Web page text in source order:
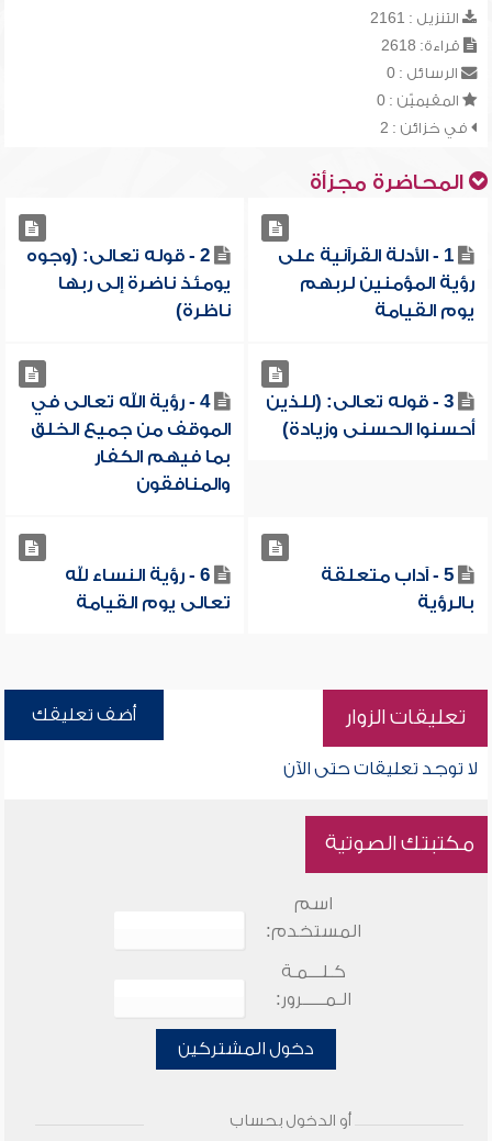
التنزيل : 2161
قراءة: 2618
الرسائل : 0
المقيميّن : 0
في خزائن : 2
المحاضرة مجزأة
1 - الأدلة القرآنية على
رؤية المؤمنين لربهم
يوم القيامة
2 - قوله تعالى: (وجوه
يومئذ ناضرة إلى ربها
ناظرة)
3 - قوله تعالى: (للذين
أحسنوا الحسنى وزيادة)
4 - رؤية الله تعالى في
الموقف من جميع الخلق
بما فيهم الكفار
والمنافقون
5 - آداب متعلقة
بالرؤية
6 - رؤية النساء لله
تعالى يوم القيامة
تعليقات الزوار أضف تعليقك
لا توجد تعليقات حتى الآن
مكتبتك الصوتية
اسم
المستخدم:
كـلـــمـة
الـمـــــرور:
دخول المشتركين
أو الدخول بحساب